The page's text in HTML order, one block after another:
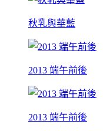
秋乳與華藍
2013 端午前後
2013 端午前後